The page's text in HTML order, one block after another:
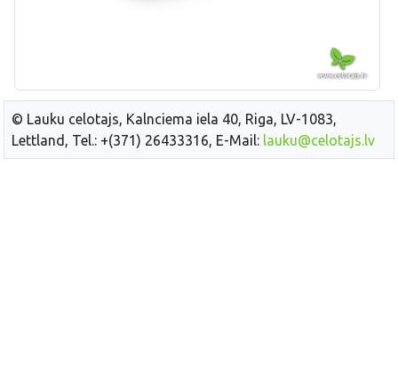
© Lauku celotajs, Kalnciema iela 40, Riga, LV-1083,
Lettland, Tel.: +(371) 26433316, E-Mail: lauku@celotajs.lv